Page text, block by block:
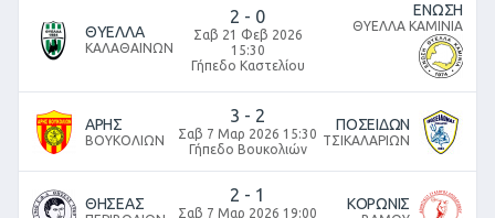
ΘΥΕΛΛΑ
ΚΑΛΑΘΑΙΝΩΝ
2 - 0
Σαβ 21 Φεβ 2026
15:30
Γήπεδο Καστελίου
ΕΝΩΣΗ
ΘΥΕΛΛΑ ΚΑΜΙΝΙΑ
ΑΡΗΣ
ΒΟΥΚΟΛΙΩΝ
3 - 2
Σαβ 7 Μαρ 2026 15:30
Γήπεδο Βουκολιών
ΠΟΣΕΙΔΩΝ
ΤΣΙΚΑΛΑΡΙΩΝ
ΘΗΣΕΑΣ 2 - 1
Σαβ 7 Μαρ 2026 19:00
ΚΟΡΩΝΙΣ